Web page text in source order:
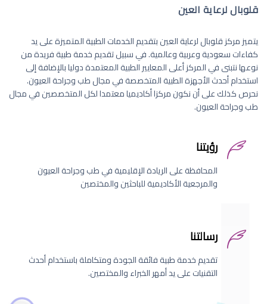
قلوبال لرعاية العين
يتميز مركز قلوبال لرعاية العين بتقديم الخدمات الطبية المتميزة على يد
كفاءات سعودية وعربية وعالمية. في سبيل تقديم خدمة طبية فريدة من
نوعها نتبنى في المركز أعلى المعايير الطبية المعتمدة دوليا بالإضافة إلى
استخدام أحدث الأجهزة الطبية المتخصصة في مجال طب وجراحة العيون.
نحرص كذلك على أن نكون مركزا أكاديميا معتمدا لكل المتخصصين في مجال
طب وجراحة العيون.
رؤيتنا
المحافظة على الريادة الإقليمية في طب وجراحة العيون
والمرجعية الأكاديمية للباحثين والمختصين
رسالتنا
تقديم خدمة طبية فائقة الجودة ومتكاملة باستخدام أحدث
التقنيات على يد أمهر الخبراء والمختصين.